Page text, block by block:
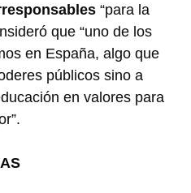
“para la
que “uno de los
en España, algo que
públicos sino a
en valores para